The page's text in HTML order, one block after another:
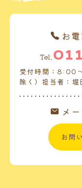
お
Tel.
受付時間：8:00
除く）担当者：堀
メ
お問